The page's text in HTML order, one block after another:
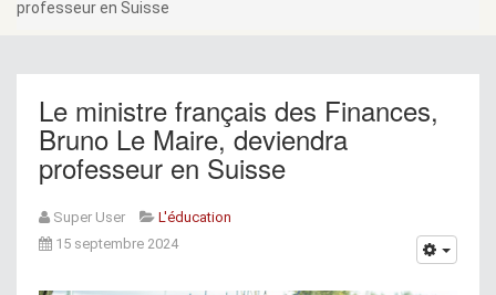
professeur en Suisse
Le ministre français des Finances,
Bruno Le Maire, deviendra
professeur en Suisse
Super User
L'éducation
15 septembre 2024